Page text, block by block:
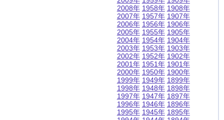
2008年
2007年
2006年
2005年
2004年
2003年
2002年
2001年
2000年
1999年
1998年
1997年
1996年
1995年
1958年
1957年
1956年
1955年
1954年
1953年
1952年
1951年
1950年
1949年
1948年
1947年
1946年
1945年
1908年
1907年
1906年
1905年
1904年
1903年
1902年
1901年
1900年
1899年
1898年
1897年
1896年
1895年